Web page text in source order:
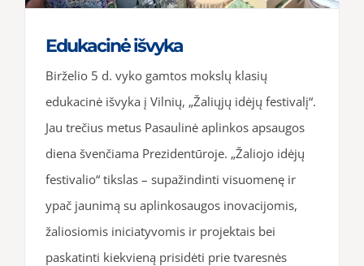
Edukacinė išvyka
Birželio 5 d. vyko gamtos mokslų klasių
edukacinė išvyka į Vilnių, „Žaliųjų idėjų festivalį“.
Jau trečius metus Pasaulinė aplinkos apsaugos
diena švenčiama Prezidentūroje. „Žaliojo idėjų
festivalio“ tikslas – supažindinti visuomenę ir
ypač jaunimą su aplinkosaugos inovacijomis,
žaliosiomis iniciatyvomis ir projektais bei
paskatinti kiekvieną prisidėti prie tvaresnės